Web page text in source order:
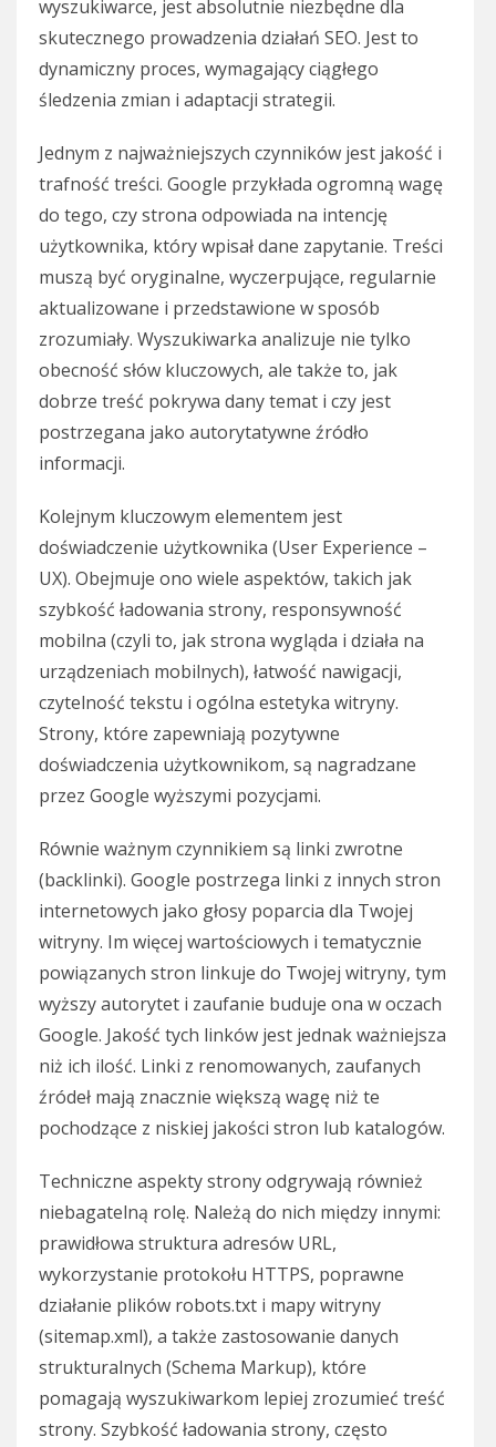
wyszukiwarce, jest absolutnie niezbędne dla
skutecznego prowadzenia działań SEO. Jest to
dynamiczny proces, wymagający ciągłego
śledzenia zmian i adaptacji strategii.
Jednym z najważniejszych czynników jest jakość i
trafność treści. Google przykłada ogromną wagę
do tego, czy strona odpowiada na intencję
użytkownika, który wpisał dane zapytanie. Treści
muszą być oryginalne, wyczerpujące, regularnie
aktualizowane i przedstawione w sposób
zrozumiały. Wyszukiwarka analizuje nie tylko
obecność słów kluczowych, ale także to, jak
dobrze treść pokrywa dany temat i czy jest
postrzegana jako autorytatywne źródło
informacji.
Kolejnym kluczowym elementem jest
doświadczenie użytkownika (User Experience –
UX). Obejmuje ono wiele aspektów, takich jak
szybkość ładowania strony, responsywność
mobilna (czyli to, jak strona wygląda i działa na
urządzeniach mobilnych), łatwość nawigacji,
czytelność tekstu i ogólna estetyka witryny.
Strony, które zapewniają pozytywne
doświadczenia użytkownikom, są nagradzane
przez Google wyższymi pozycjami.
Równie ważnym czynnikiem są linki zwrotne
(backlinki). Google postrzega linki z innych stron
internetowych jako głosy poparcia dla Twojej
witryny. Im więcej wartościowych i tematycznie
powiązanych stron linkuje do Twojej witryny, tym
wyższy autorytet i zaufanie buduje ona w oczach
Google. Jakość tych linków jest jednak ważniejsza
niż ich ilość. Linki z renomowanych, zaufanych
źródeł mają znacznie większą wagę niż te
pochodzące z niskiej jakości stron lub katalogów.
Techniczne aspekty strony odgrywają również
niebagatelną rolę. Należą do nich między innymi:
prawidłowa struktura adresów URL,
wykorzystanie protokołu HTTPS, poprawne
działanie plików robots.txt i mapy witryny
(sitemap.xml), a także zastosowanie danych
strukturalnych (Schema Markup), które
pomagają wyszukiwarkom lepiej zrozumieć treść
strony. Szybkość ładowania strony, często